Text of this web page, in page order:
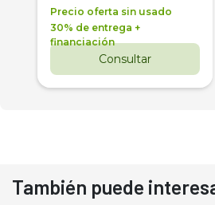
Precio oferta sin usado
30% de entrega +
financiación
Consultar
También puede